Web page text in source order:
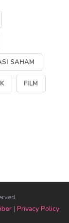
SAHAM
FILM
| Privacy Policy